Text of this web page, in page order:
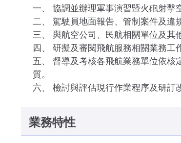
協調並辦理軍事演習暨火砲射擊
駕駛員地面報告、管制案件及違
與航空公司、民航相關單位及其
研擬及審閱飛航服務相關業務工
督導及考核各飛航業務單位依核
質。
檢討與評估現行作業程序及研訂
業務特性